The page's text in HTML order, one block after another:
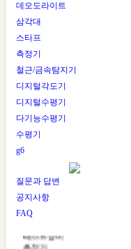
데오도라이트
삼각대
스타프
측정기
철근/금속탐지기
디지털각도기
디지털수평기
다기능수평기
수평기
g6
질문과 답변
공지사항
FAQ
다잰다는
측량기
측정기